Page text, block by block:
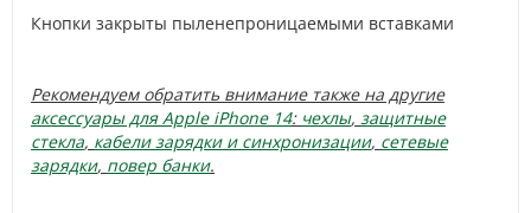
Кнопки закрыты пыленепроницаемыми вставками
Рекомендуем обратить внимание также на другие
аксессуары для Apple iPhone 14: чехлы, защитные
стекла, кабели зарядки и синхронизации, сетевые
зарядки, повер банки.